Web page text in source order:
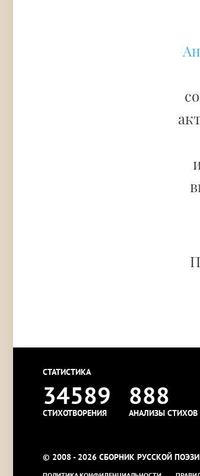
СТАТИСТИКА
34589
СТИХОТВОРЕНИЯ
888
АНАЛИЗЫ СТИХОВ
© 2008 - 2026 СБОРНИК РУССКОЙ